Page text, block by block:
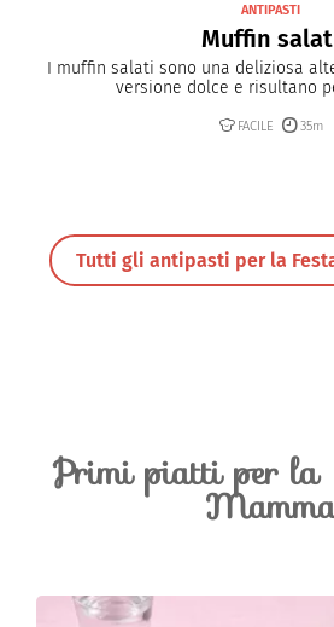
ANTIPASTI
Muffin
I muffin salati sono una deliziosa
versione dolce e risultano
FACILE 35m
Tutti gli antipasti per la
Primi piatti per la